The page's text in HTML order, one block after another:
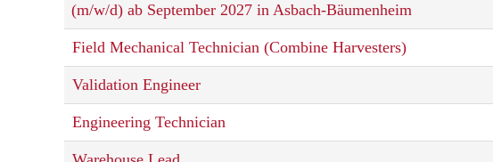
(m/w/d) ab September 2027 in Asbach-Bäumenheim
Field Mechanical Technician (Combine Harvesters)
Validation Engineer
Engineering Technician